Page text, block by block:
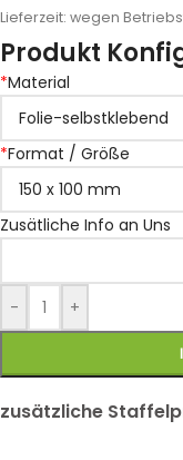
Lieferzeit: wegen
Produkt
*Material
*Format / Größe
Zusätliche Info an Uns
- +
zusätzliche